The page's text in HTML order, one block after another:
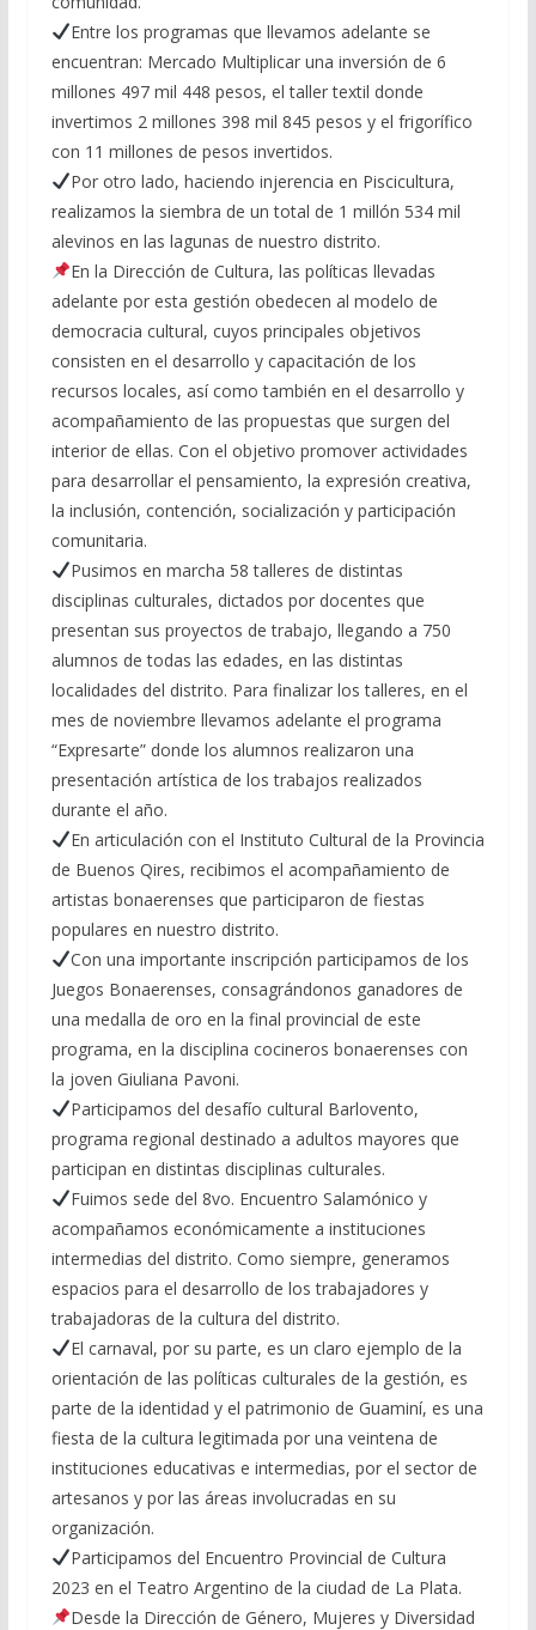
Entre los programas que llevamos adelante se
encuentran: Mercado Multiplicar una inversión de 6
millones 497 mil 448 pesos, el taller textil donde
invertimos 2 millones 398 mil 845 pesos y el frigorífico
con 11 millones de pesos invertidos.
Por otro lado, haciendo injerencia en Piscicultura,
realizamos la siembra de un total de 1 millón 534 mil
alevinos en las lagunas de nuestro distrito.
En la Dirección de Cultura, las políticas llevadas
adelante por esta gestión obedecen al modelo de
democracia cultural, cuyos principales objetivos
consisten en el desarrollo y capacitación de los
recursos locales, así como también en el desarrollo y
acompañamiento de las propuestas que surgen del
interior de ellas. Con el objetivo promover actividades
para desarrollar el pensamiento, la expresión creativa,
la inclusión, contención, socialización y participación
comunitaria.
Pusimos en marcha 58 talleres de distintas
disciplinas culturales, dictados por docentes que
presentan sus proyectos de trabajo, llegando a 750
alumnos de todas las edades, en las distintas
localidades del distrito. Para finalizar los talleres, en el
mes de noviembre llevamos adelante el programa
“Expresarte” donde los alumnos realizaron una
presentación artística de los trabajos realizados
durante el año.
En articulación con el Instituto Cultural de la Provincia
de Buenos Qires, recibimos el acompañamiento de
artistas bonaerenses que participaron de fiestas
populares en nuestro distrito.
Con una importante inscripción participamos de los
Juegos Bonaerenses, consagrándonos ganadores de
una medalla de oro en la final provincial de este
programa, en la disciplina cocineros bonaerenses con
la joven Giuliana Pavoni.
Participamos del desafío cultural Barlovento,
programa regional destinado a adultos mayores que
participan en distintas disciplinas culturales.
Fuimos sede del 8vo. Encuentro Salamónico y
acompañamos económicamente a instituciones
intermedias del distrito. Como siempre, generamos
espacios para el desarrollo de los trabajadores y
trabajadoras de la cultura del distrito.
El carnaval, por su parte, es un claro ejemplo de la
orientación de las políticas culturales de la gestión, es
parte de la identidad y el patrimonio de Guaminí, es una
fiesta de la cultura legitimada por una veintena de
instituciones educativas e intermedias, por el sector de
artesanos y por las áreas involucradas en su
organización.
Participamos del Encuentro Provincial de Cultura
2023 en el Teatro Argentino de la ciudad de La Plata.
Desde la Dirección de Género, Mujeres y Diversidad